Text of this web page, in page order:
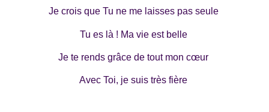
Je crois que Tu ne me laisses pas seule
Tu es là ! Ma vie est belle
Je te rends grâce de tout mon cœur
Avec Toi, je suis très fière